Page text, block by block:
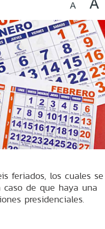
feriados, los cuales se
de que haya una
presidenciales.